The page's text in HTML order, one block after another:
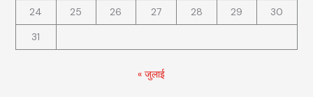
24
25 26 27 28 29
30
31
« जुलाई